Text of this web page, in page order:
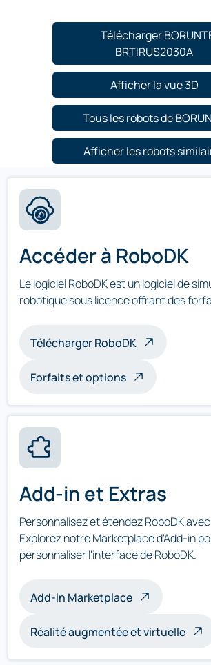
Télécharger
BRTIRUS2030A
Afficher la vue 3D
Tous les robots de
Afficher les robots
Accéder à RoboDK
Le logiciel RoboDK est un logiciel de
robotique sous licence offrant des
Télécharger RoboDK
Forfaits et options
Add-in et Extras
Personnalisez et étendez RoboDK
Explorez notre Marketplace d'Add-in
personnaliser l'interface de RoboDK.
Add-in Marketplace
Réalité augmentée et virtuelle